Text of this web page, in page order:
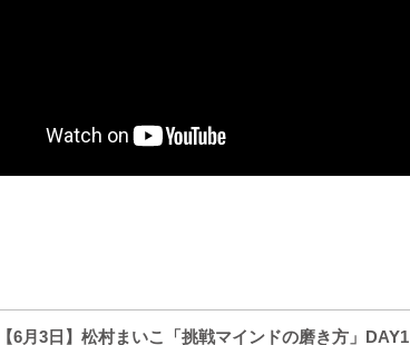
【6月3日】松村まいこ「挑戦マインドの磨き方」DAY1